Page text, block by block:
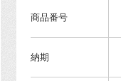
商品番号
納期